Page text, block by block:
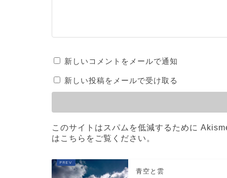
新しいコメントをメールで通知
新しい投稿をメールで受け取る
このサイトはスパムを低減するために
はこちらをご覧ください。
青空と雲